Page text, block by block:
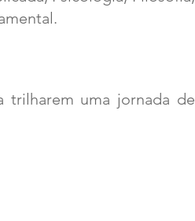
trilharem uma jornada de